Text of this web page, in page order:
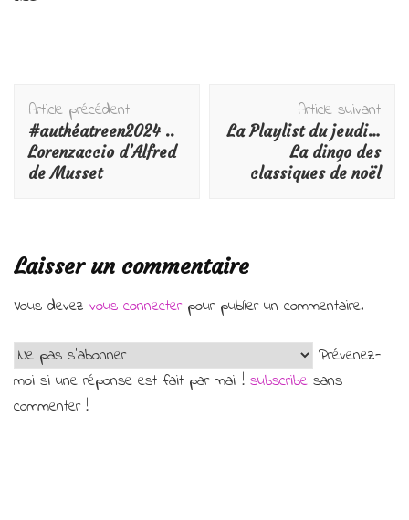
Navigation
d'article
Article précédent
#authéatreen2024 ..
Lorenzaccio d’Alfred
de Musset
Article suivant
La Playlist du jeudi…
La dingo des
classiques de noël
Laisser un commentaire
Vous devez vous connecterpour publier un commentaire.
Prévenez-
moi si une réponse est fait par mail ! subscribe sans
commenter !